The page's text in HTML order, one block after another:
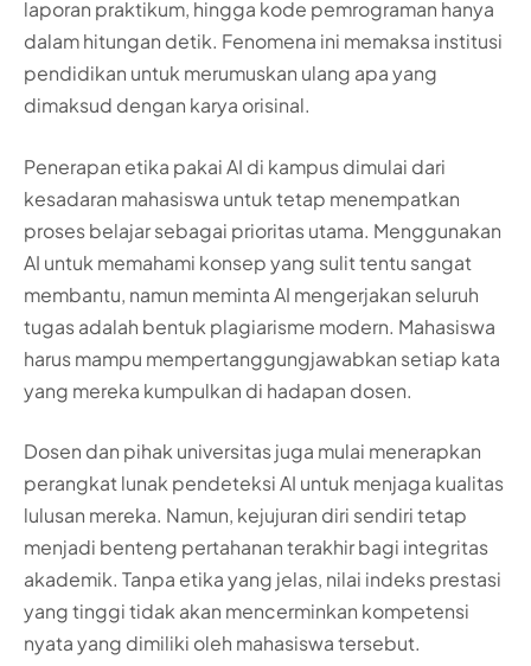
laporan praktikum, hingga kode pemrograman hanya
dalam hitungan detik. Fenomena ini memaksa institusi
pendidikan untuk merumuskan ulang apa yang
dimaksud dengan karya orisinal.
Penerapan etika pakai AI di kampus dimulai dari
kesadaran mahasiswa untuk tetap menempatkan
proses belajar sebagai prioritas utama. Menggunakan
AI untuk memahami konsep yang sulit tentu sangat
membantu, namun meminta AI mengerjakan seluruh
tugas adalah bentuk plagiarisme modern. Mahasiswa
harus mampu mempertanggungjawabkan setiap kata
yang mereka kumpulkan di hadapan dosen.
Dosen dan pihak universitas juga mulai menerapkan
perangkat lunak pendeteksi AI untuk menjaga kualitas
lulusan mereka. Namun, kejujuran diri sendiri tetap
menjadi benteng pertahanan terakhir bagi integritas
akademik. Tanpa etika yang jelas, nilai indeks prestasi
yang tinggi tidak akan mencerminkan kompetensi
nyata yang dimiliki oleh mahasiswa tersebut.